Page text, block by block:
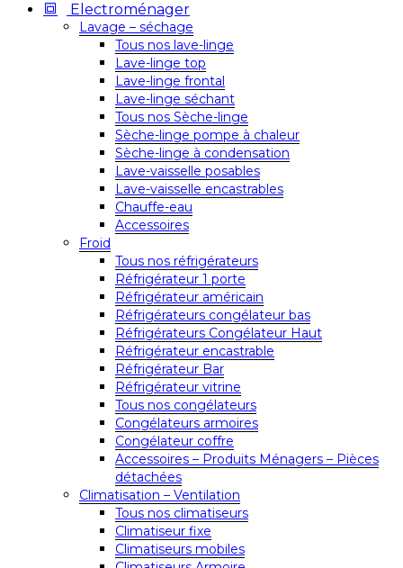
Electroménager
Lavage – séchage
Tous nos lave-linge
Lave-linge top
Lave-linge frontal
Lave-linge séchant
Tous nos Sèche-linge
Sèche-linge pompe à chaleur
Sèche-linge à condensation
Lave-vaisselle posables
Lave-vaisselle encastrables
Chauffe-eau
Accessoires
Froid
Tous nos réfrigérateurs
Réfrigérateur 1 porte
Réfrigérateur américain
Réfrigérateurs congélateur bas
Réfrigérateurs Congélateur Haut
Réfrigérateur encastrable
Réfrigérateur Bar
Réfrigérateur vitrine
Tous nos congélateurs
Congélateurs armoires
Congélateur coffre
Accessoires – Produits Ménagers – Pièces
détachées
Climatisation – Ventilation
Tous nos climatiseurs
Climatiseur fixe
Climatiseurs mobiles